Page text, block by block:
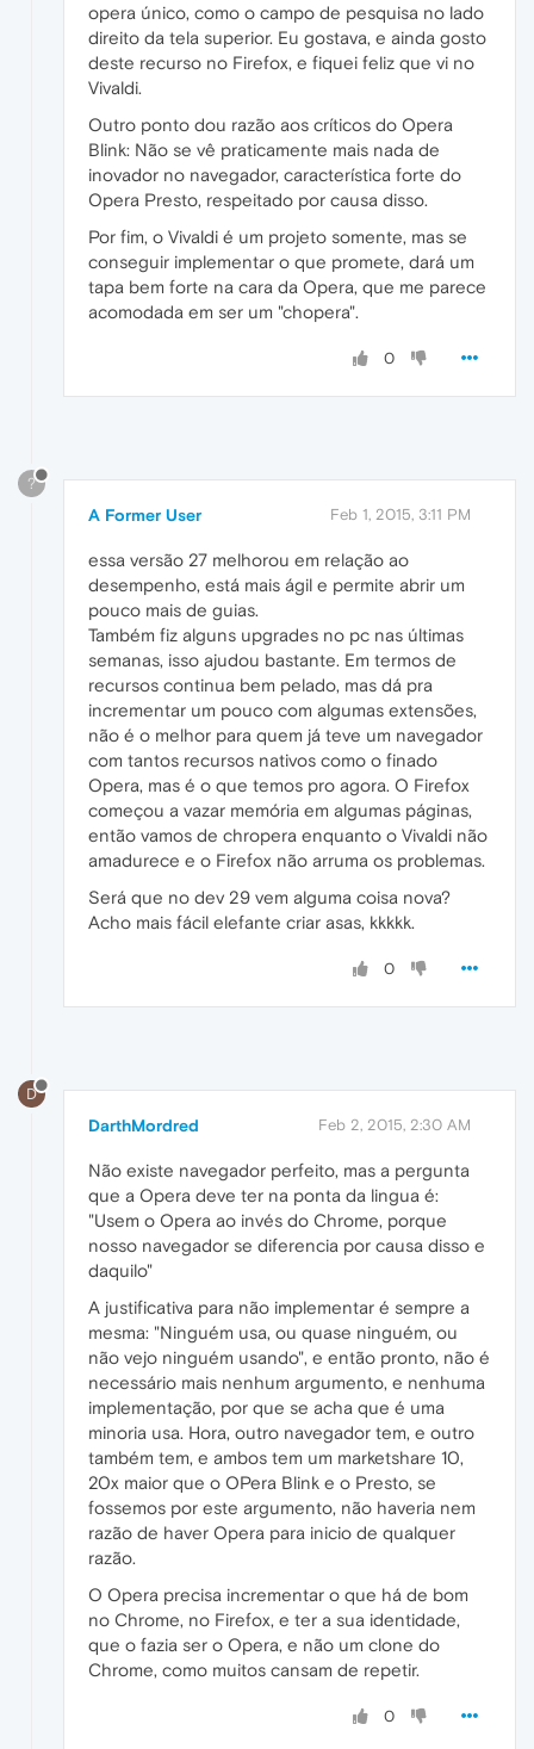
opera único, como o campo de pesquisa no lado
direito da tela superior. Eu gostava, e ainda gosto
deste recurso no Firefox, e fiquei feliz que vi no
Vivaldi.
Outro ponto dou razão aos críticos do Opera
Blink: Não se vê praticamente mais nada de
inovador no navegador, característica forte do
Opera Presto, respeitado por causa disso.
Por fim, o Vivaldi é um projeto somente, mas se
conseguir implementar o que promete, dará um
tapa bem forte na cara da Opera, que me parece
acomodada em ser um "chopera".
0
?
A Former User Feb 1, 2015, 3:11 PM
essa versão 27 melhorou em relação ao
desempenho, está mais ágil e permite abrir um
pouco mais de guias.
Também fiz alguns upgrades no pc nas últimas
semanas, isso ajudou bastante. Em termos de
recursos continua bem pelado, mas dá pra
incrementar um pouco com algumas extensões,
não é o melhor para quem já teve um navegador
com tantos recursos nativos como o finado
Opera, mas é o que temos pro agora. O Firefox
começou a vazar memória em algumas páginas,
então vamos de chropera enquanto o Vivaldi não
amadurece e o Firefox não arruma os problemas.
Será que no dev 29 vem alguma coisa nova?
Acho mais fácil elefante criar asas, kkkkk.
0
D
DarthMordred Feb 2, 2015, 2:30 AM
Não existe navegador perfeito, mas a pergunta
que a Opera deve ter na ponta da lingua é:
"Usem o Opera ao invés do Chrome, porque
nosso navegador se diferencia por causa disso e
daquilo"
A justificativa para não implementar é sempre a
mesma: "Ninguém usa, ou quase ninguém, ou
não vejo ninguém usando", e então pronto, não é
necessário mais nenhum argumento, e nenhuma
implementação, por que se acha que é uma
minoria usa. Hora, outro navegador tem, e outro
também tem, e ambos tem um marketshare 10,
20x maior que o OPera Blink e o Presto, se
fossemos por este argumento, não haveria nem
razão de haver Opera para inicio de qualquer
razão.
O Opera precisa incrementar o que há de bom
no Chrome, no Firefox, e ter a sua identidade,
que o fazia ser o Opera, e não um clone do
Chrome, como muitos cansam de repetir.
0